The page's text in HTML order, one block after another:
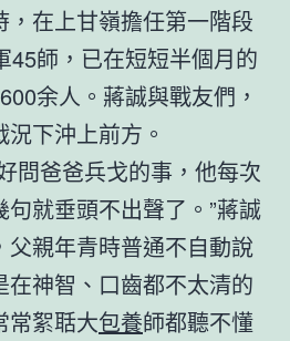
在上甘嶺擔任第一階段
45師，已在短短半個月的
余人。蔣誠與戰友們，
下沖上前方。
爸爸兵戈的事，他每次
就垂頭不出聲了。”蔣誠
父親年青時普通不自動說
神智、口齒都不太清的
常絮聒大包養師都聽不懂